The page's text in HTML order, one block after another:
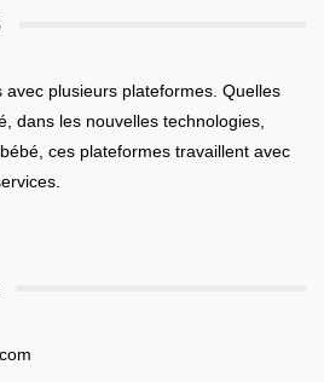
plusieurs plateformes. Quelles
, dans les nouvelles technologies,
, ces plateformes travaillent avec